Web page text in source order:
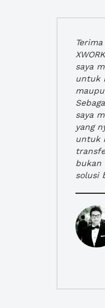
saya
untuk
saya
yang
untuk
bukan
solusi